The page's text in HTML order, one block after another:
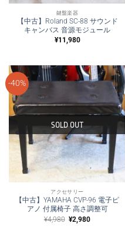
鍵盤楽器
【中古】Roland SC-88 サウンド
キャンバス 音源モジュール
¥11,980
-40%
SOLD OUT
アクセサリー
【中古】YAMAHA CVP-96 電子ピ
アノ 付属椅子 高さ調整可
¥4,980 元
¥2,980現